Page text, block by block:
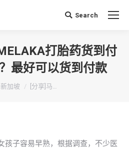
搜 Search
打胎药货到付
最好可以货到付款
：
新加坡 [分享]马…
孩子容易早熟，根据调查，不少医